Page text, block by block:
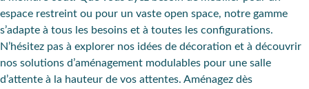
espace restreint ou pour un vaste open space, notre gamme
s’adapte à tous les besoins et à toutes les configurations.
N’hésitez pas à explorer nos idées de décoration et à découvrir
nos solutions d’aménagement modulables pour une salle
d’attente à la hauteur de vos attentes. Aménagez dès